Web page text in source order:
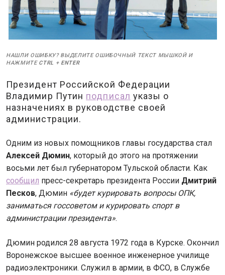
НАШЛИ ОШИБКУ? ВЫДЕЛИТЕ ОШИБОЧНЫЙ ТЕКСТ МЫШКОЙ И
НАЖМИТЕ CTRL + ENTER
Президент Российской Федерации
Владимир Путин подписал указы о
назначениях в руководстве своей
администрации.
Одним из новых помощников главы государства стал
Алексей Дюмин, который до этого на протяжении
восьми лет был губернатором Тульской области. Как
сообщил пресс-секретарь президента России Дмитрий
Песков, Дюмин «будет курировать вопросы ОПК,
заниматься госсоветом и курировать спорт в
администрации президента».
Дюмин родился 28 августа 1972 года в Курске. Окончил
Воронежское высшее военное инженерное училище
радиоэлектроники. Служил в армии, в ФСО, в Службе